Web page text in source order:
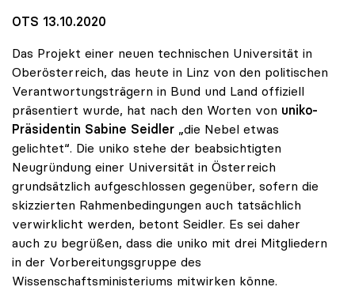
OTS 13.10.2020
Das Projekt einer neuen technischen Universität in
Oberösterreich, das heute in Linz von den politischen
Verantwortungsträgern in Bund und Land offiziell
präsentiert wurde, hat nach den Worten von uniko-
Präsidentin Sabine Seidler „die Nebel etwas
gelichtet“. Die uniko stehe der beabsichtigten
Neugründung einer Universität in Österreich
grundsätzlich aufgeschlossen gegenüber, sofern die
skizzierten Rahmenbedingungen auch tatsächlich
verwirklicht werden, betont Seidler. Es sei daher
auch zu begrüßen, dass die uniko mit drei Mitgliedern
in der Vorbereitungsgruppe des
Wissenschaftsministeriums mitwirken könne.